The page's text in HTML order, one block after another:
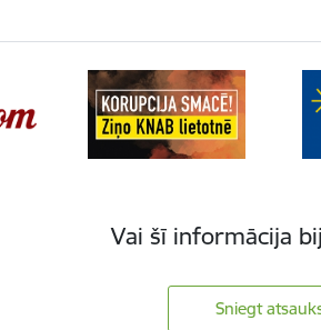
Vai šī informācija
Sniegt